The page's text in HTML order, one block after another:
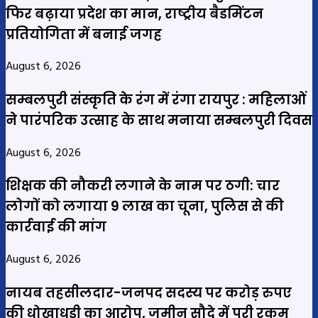
फिर बढ़ाया प्रदेश का मान, राष्ट्रीय बैडमिंटन
प्रतियोगिता में बनाई जगह
August 6, 2026
सम्बलपुरी संस्कृति के रंग में रंगा रायपुर : महिलाओं
ने पारंपरिक उत्साह के साथ मनाया सम्बलपुरी दिवस
August 6, 2026
शिक्षक की नौकरी लगाने के नाम पर ठगी: चार
लोगों को लगाया 9 लाख का चूना, पुलिस से की
कार्रवाई की मांग
August 6, 2026
नायब तहसीलदार-जनपद सदस्य पर करोड़ रुपए
की धोखाधड़ी का आरोप, जमीन सौदे में पूरी रकम